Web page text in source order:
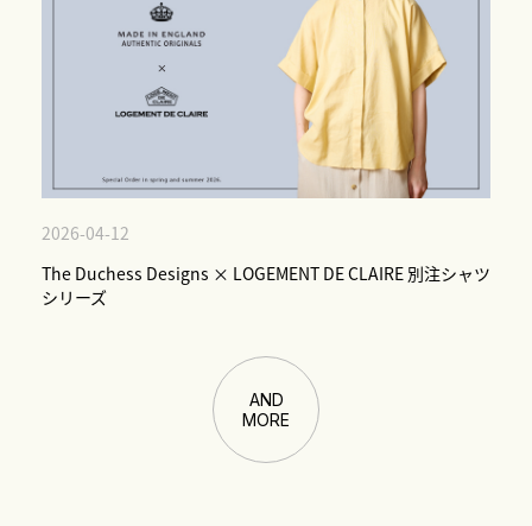
2026-04-12
The Duchess Designs × LOGEMENT DE CLAIRE 別注シャツ
シリーズ
AND
MORE